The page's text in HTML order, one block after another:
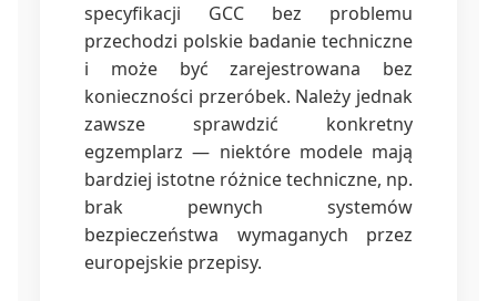
specyfikacji GCC bez problemu
przechodzi polskie badanie techniczne
i może być zarejestrowana bez
konieczności przeróbek. Należy jednak
zawsze sprawdzić konkretny
egzemplarz — niektóre modele mają
bardziej istotne różnice techniczne, np.
brak pewnych systemów
bezpieczeństwa wymaganych przez
europejskie przepisy.